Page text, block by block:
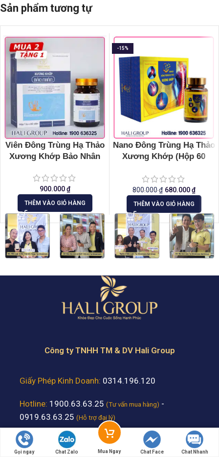
Sản phẩm tương tự
Viên Đông Trùng Hạ Thảo
Xương Khớp Bảo Nhân
900.000₫
THÊM VÀO GIỎ HÀNG
-15%
Nano Đông Trùng Hạ Thảo
Xương Khớp (Hộp 60
800.000₫ 680.000₫
THÊM VÀO GIỎ HÀNG
Công ty TNHH TM & DV Hali Group
Giấy Phép Kinh Doanh: 0314.196.120
Hotline: 1900.63.63.25 (Tư vấn mua hàng) -
0919.63.63.25 (Hỗ trợ đại lý)
Email: haligroup.vn@gmail.com
Gọi ngay Chat Zalo Mua Ngay Chat Face Chat Nhanh